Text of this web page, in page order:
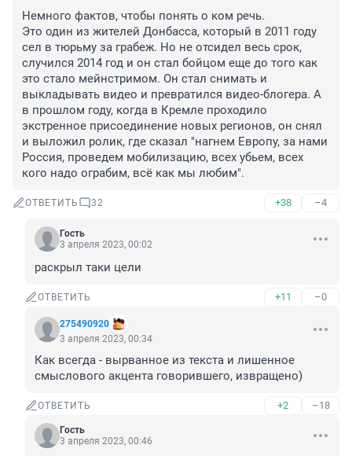
Немного фактов, чтобы понять о ком речь.
Это один из жителей Донбасса, который в 2011 году
сел в тюрьму за грабеж. Но не отсидел весь срок,
случился 2014 год и он стал бойцом еще до того как
это стало мейнстримом. Он стал снимать и
выкладывать видео и превратился видео-блогера. А
в прошлом году, когда в Кремле проходило
экстренное присоединение новых регионов, он снял
и выложил ролик, где сказал "нагнем Европу, за нами
Россия, проведем мобилизацию, всех убьем, всех
кого надо ограбим, всё как мы любим".
ОТВЕТИТЬ 32 +38 –4
Гость
3 апреля 2023, 00:02
раскрыл таки цели
ОТВЕТИТЬ +11 –0
275490920
3 апреля 2023, 00:34
Как всегда - вырванное из текста и лишенное
смыслового акцента говорившего, извращено)
ОТВЕТИТЬ +2 –18
Гость
3 апреля 2023, 00:46